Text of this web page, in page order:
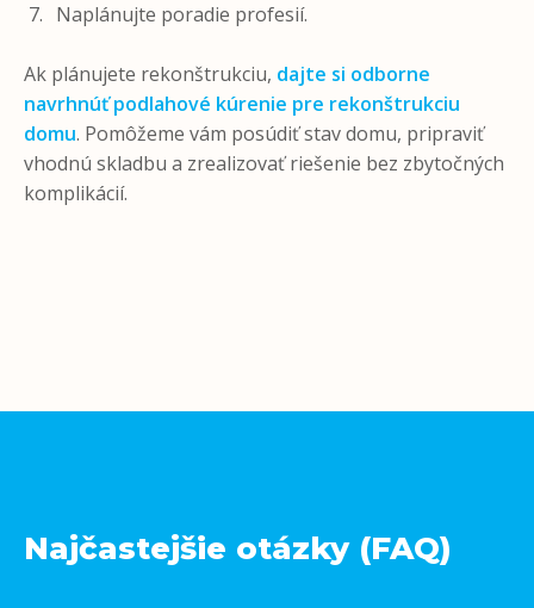
Naplánujte poradie profesií.
Ak plánujete rekonštrukciu, dajte si odborne
navrhnúť podlahové kúrenie pre rekonštrukciu
domu. Pomôžeme vám posúdiť stav domu, pripraviť
vhodnú skladbu a zrealizovať riešenie bez zbytočných
komplikácií.
Najčastejšie otázky (FAQ)